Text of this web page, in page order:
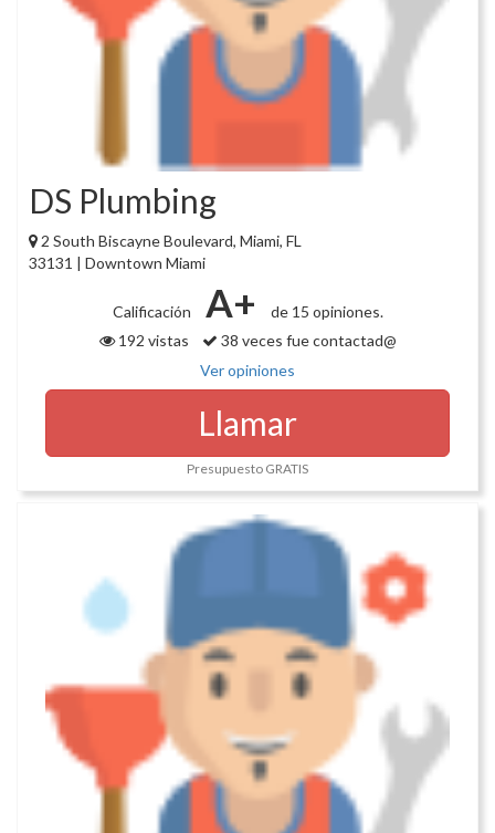
DS Plumbing
2 South Biscayne Boulevard, Miami, FL
33131 | Downtown Miami
Calificación A+
de 15 opiniones.
192 vistas
38 veces fue contactad@
Ver opiniones
Llamar
Presupuesto GRATIS